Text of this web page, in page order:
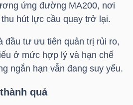
ứng đường MA200, nơi
hút lực cầu quay trở lại.
đầu tư ưu tiên quản trị rủi ro,
ở mức hợp lý và hạn chế
ngắn hạn vẫn đang suy yếu.
quả